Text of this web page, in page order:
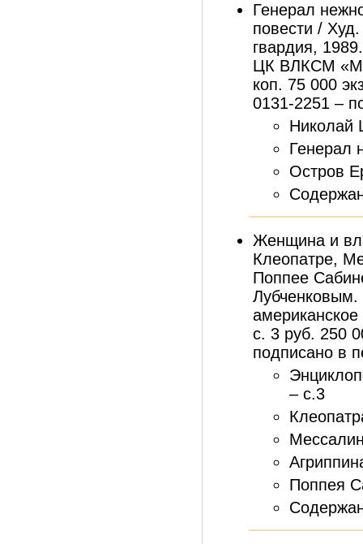
Генерал
повести /
гвардия,
ЦК ВЛКСМ
коп. 75 000
0131-2251 –
Николай
Генерал
Остров
Женщина и
Клеопатре,
Поппее
с. 3 руб. 250
подписано в
– с.3
Поппея